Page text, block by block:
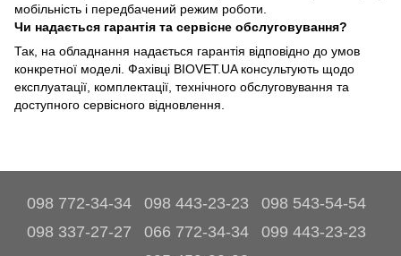
мобільність і передбачений режим роботи.
Чи надається гарантія та сервісне обслуговування?
Так, на обладнання надається гарантія відповідно до умов
конкретної моделі. Фахівці BIOVET.UA консультують щодо
експлуатації, комплектації, технічного обслуговування та
доступного сервісного відновлення.
098 772-34-34 098 443-23-23
098 543-54-54
098 337-27-27
066 772-34-34
099 443-23-23